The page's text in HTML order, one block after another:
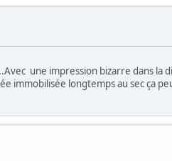
une impression bizarre dans la
immobilisée longtemps au sec ça